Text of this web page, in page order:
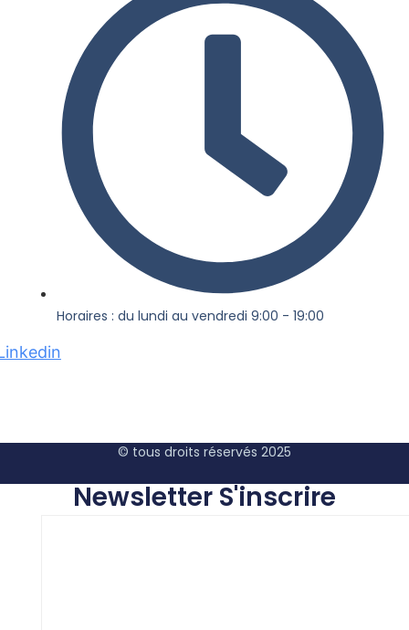
Horaires : du lundi au vendredi 9:00 - 19:00
© tous droits réservés 2025
Newsletter S'inscrire